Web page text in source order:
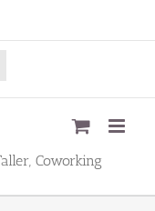
Coworking